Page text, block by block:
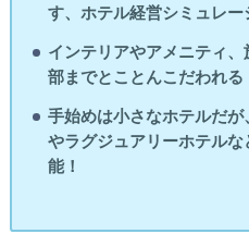
す、ホテル経営シミュレー
インテリアやアメニティ
部までとことんこだわれる
手始めは小さなホテルだ
やラグジュアリーホテル
能！